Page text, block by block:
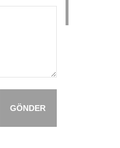
GÖNDER